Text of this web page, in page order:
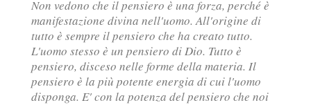
Non vedono che il pensiero è una forza, perché è
manifestazione divina nell'uomo. All'origine di
tutto è sempre il pensiero che ha creato tutto.
L'uomo stesso è un pensiero di Dio. Tutto è
pensiero, disceso nelle forme della materia. Il
pensiero è la più potente energia di cui l'uomo
disponga. E' con la potenza del pensiero che noi